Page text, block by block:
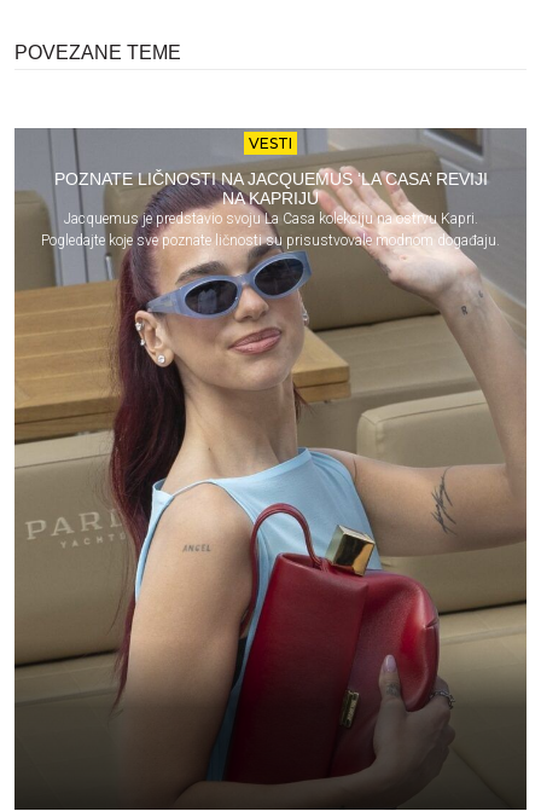
POVEZANE TEME
VESTI
POZNATE LIČNOSTI NA JACQUEMUS ‘LA CASA’ REVIJI
NA KAPRIJU
Jacquemus je predstavio svoju La Casa kolekciju na ostrvu Kapri.
Pogledajte koje sve poznate ličnosti su prisustvovale modnom događaju.